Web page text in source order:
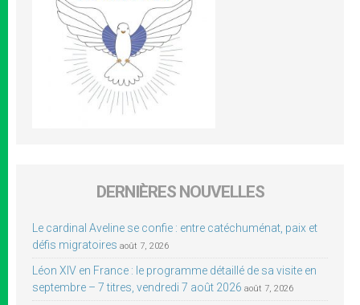
DERNIÈRES NOUVELLES
Le cardinal Aveline se confie : entre catéchuménat, paix et
défis migratoires août 7, 2026
Léon XIV en France : le programme détaillé de sa visite en
septembre – 7 titres, vendredi 7 août 2026 août 7, 2026